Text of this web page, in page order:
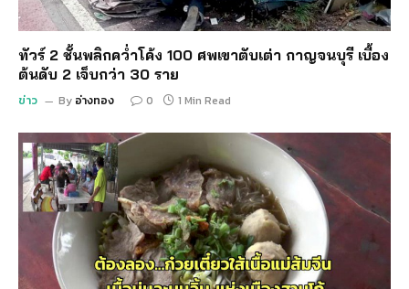
ทัวร์ 2 ชั้นพลิกคว่ำโค้ง 100 ศพเขาตับเต่า กาญจนบุรี เบื้อง
ต้นดับ 2 เจ็บกว่า 30 ราย
ข่าว By อ่างทอง 0 1 Min Read